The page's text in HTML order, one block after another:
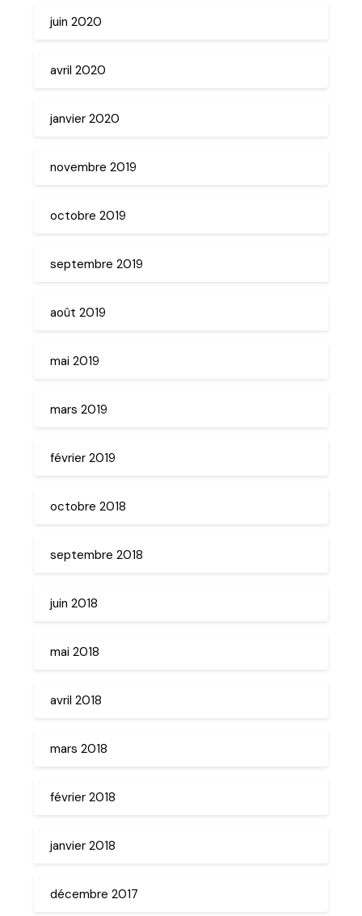
juin 2020
avril 2020
janvier 2020
novembre 2019
octobre 2019
septembre 2019
août 2019
mai 2019
mars 2019
février 2019
octobre 2018
septembre 2018
juin 2018
mai 2018
avril 2018
mars 2018
février 2018
janvier 2018
décembre 2017